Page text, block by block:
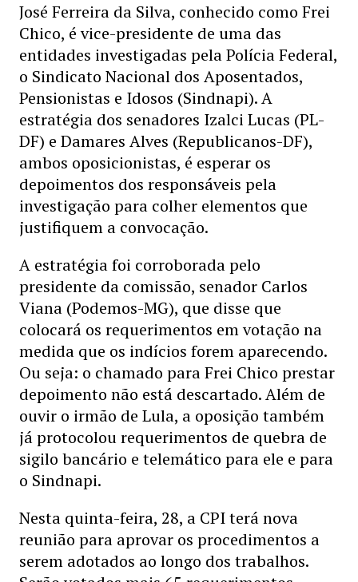
José Ferreira da Silva, conhecido como Frei
Chico, é vice-presidente de uma das
entidades investigadas pela Polícia Federal,
o Sindicato Nacional dos Aposentados,
Pensionistas e Idosos (Sindnapi). A
estratégia dos senadores Izalci Lucas (PL-
DF) e Damares Alves (Republicanos-DF),
ambos oposicionistas, é esperar os
depoimentos dos responsáveis pela
investigação para colher elementos que
justifiquem a convocação.
A estratégia foi corroborada pelo
presidente da comissão, senador Carlos
Viana (Podemos-MG), que disse que
colocará os requerimentos em votação na
medida que os indícios forem aparecendo.
Ou seja: o chamado para Frei Chico prestar
depoimento não está descartado. Além de
ouvir o irmão de Lula, a oposição também
já protocolou requerimentos de quebra de
sigilo bancário e telemático para ele e para
o Sindnapi.
Nesta quinta-feira, 28, a CPI terá nova
reunião para aprovar os procedimentos a
serem adotados ao longo dos trabalhos.